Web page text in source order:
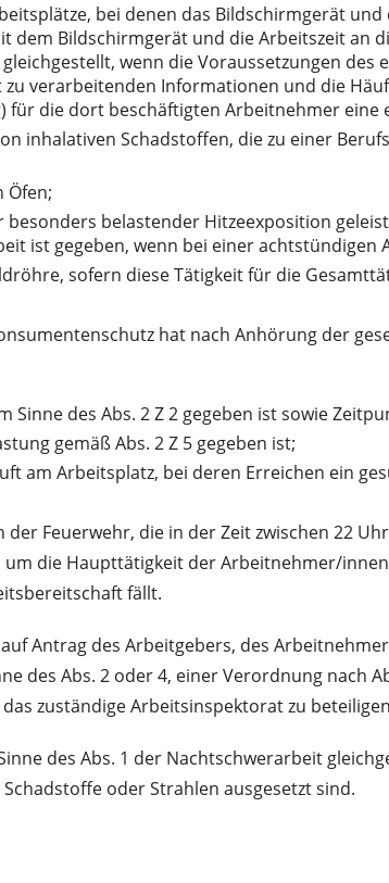
bei denen das Bildschirmgerät
dem Bildschirmgerät und die Arbeitszeit an
wenn die Voraussetzungen
verarbeitenden Informationen und die
für die dort beschäftigten Arbeitnehmer
inhalativen Schadstoffen, die zu einer
Öfen;
belastender Hitzeexposition
ist gegeben, wenn bei einer
sofern diese Tätigkeit für die
hat nach Anhörung der
des Abs. 2 Z 2 gegeben ist sowie
gemäß Abs. 2 Z 5 gegeben ist;
am Arbeitsplatz, bei deren Erreichen ein
Feuerwehr, die in der Zeit zwischen 22
die Haupttätigkeit der Arbeitnehmer/
fällt.
Antrag des Arbeitgebers, des
des Abs. 2 oder 4, einer Verordnung nach
zuständige Arbeitsinspektorat zu
des Abs. 1 der Nachtschwerarbeit
oder Strahlen ausgesetzt sind.